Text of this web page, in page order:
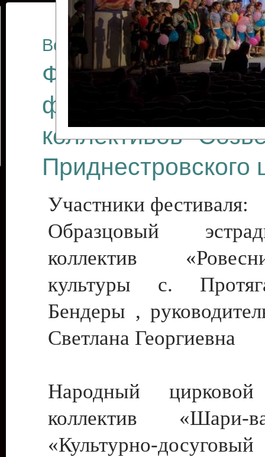
ОТЧЕТЫ ГКЦ
Все отчеты
Финал
фестиваля
коллективов
Приднестровского
Участники фестиваля:
Образцовый
коллектив
культуры с.
Бендеры ,
Светлана Георгиевна
Народный цирковой
коллектив
«Культурно-